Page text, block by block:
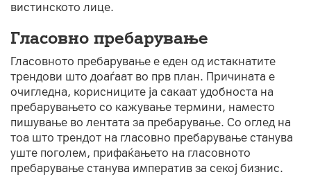
вистинското лице.
Гласовно пребарување
Гласовното пребарување е еден од истакнатите
трендови што доаѓаат во прв план. Причината е
очигледна, корисниците ја сакаат удобноста на
пребарувањето со кажување термини, наместо
пишување во лентата за пребарување. Со оглед на
тоа што трендот на гласовно пребарување станува
уште поголем, прифаќањето на гласовното
пребарување станува императив за секој бизнис.